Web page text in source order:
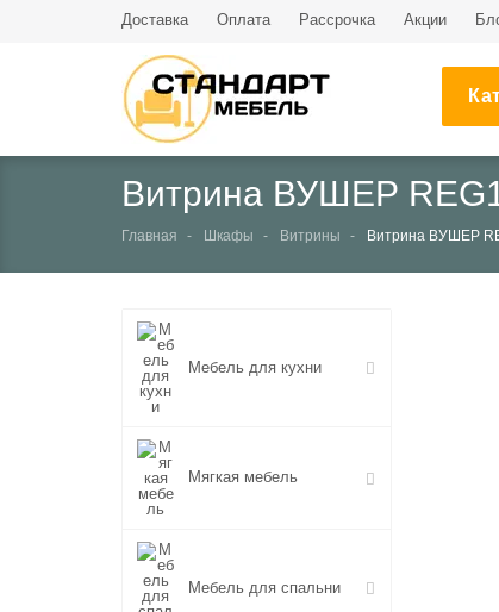
Доставка Оплата Рассрочка Акции
Витрина ВУШЕР
Главная Шкафы Витрины Витрина ВУШЕР
Мебель для кухни
Мягкая мебель
Мебель для спальни